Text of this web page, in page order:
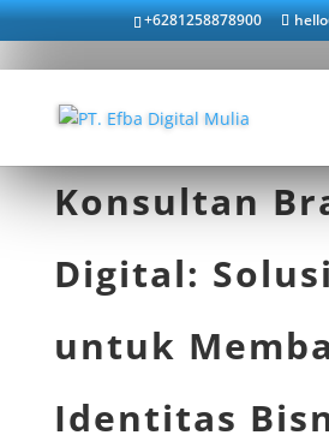
+6281258878900
Konsultan
Digital:
untuk
Identitas